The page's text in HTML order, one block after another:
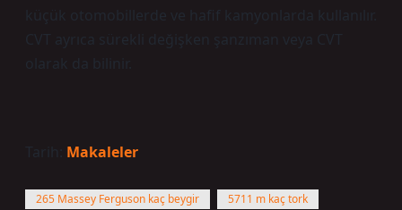
küçük otomobillerde ve hafif kamyonlarda kullanılır.
CVT ayrıca sürekli değişken şanzıman veya CVT
olarak da bilinir.
Tarih: Makaleler
265 Massey Ferguson kaç beygir 5711 m kaç tork